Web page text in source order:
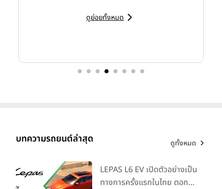
บริโภค การสร้างมูลค่าเพิ่มทางเศรษฐกิจผ่านการลงทุนในโรงงาน
ดูย่อยทั้งหมด
บทความรถยนต์ล่าสุด ดูทั้งหมด
LEPAS L6 EV เปิดตัวอย่างเป็น
ทางการครั้งแรกในไทย ตอกย้ำ